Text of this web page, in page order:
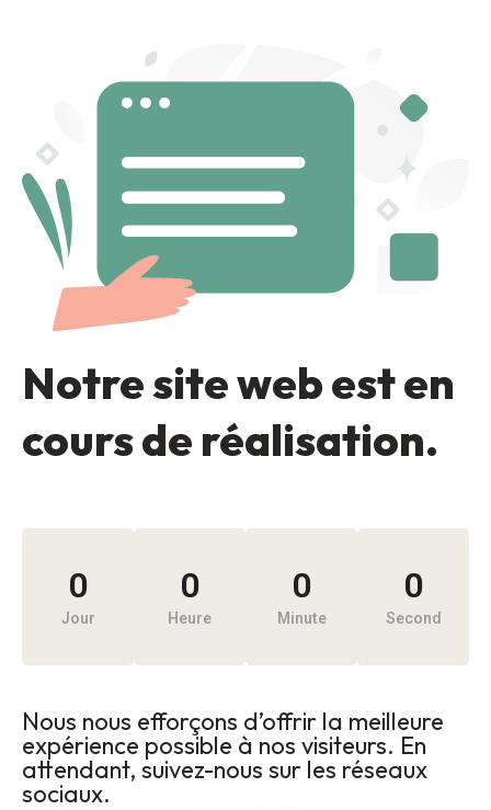
Notre site web est en
cours de réalisation.
0
Jour
0
Heure
0
Minute
0
Second
Nous nous efforçons d’offrir la meilleure
expérience possible à nos visiteurs. En
attendant, suivez-nous sur les réseaux
sociaux.